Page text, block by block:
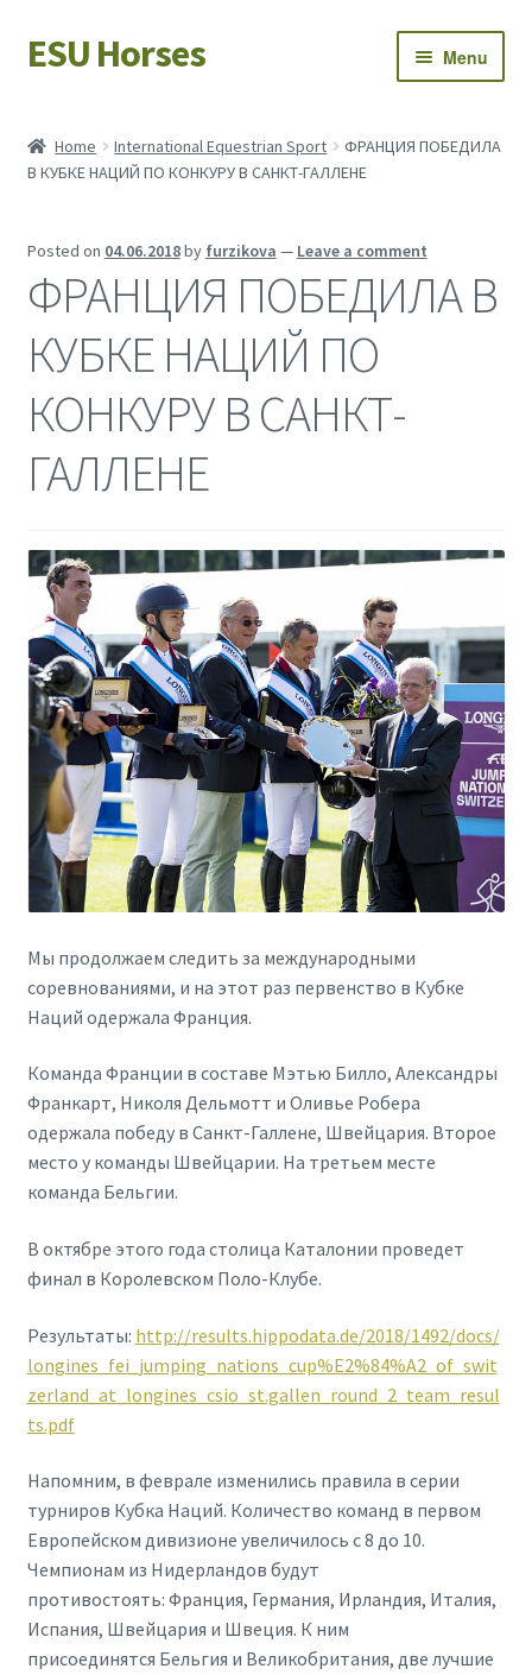
Skip
to
Skip
to
ESU Horses Menu
Latest news
Save Horses
My account
Home International Equestrian Sport
ФРАНЦИЯ ПОБЕДИЛА
В КУБКЕ НАЦИЙ ПО КОНКУРУ В САНКТ-ГАЛЛЕНЕ
Posted on 04.06.2018by furzikova — Leave a comment
ФРАНЦИЯ ПОБЕДИЛА В
КУБКЕ НАЦИЙ ПО
КОНКУРУ В САНКТ-
ГАЛЛЕНЕ
Мы продолжаем следить за международными
соревнованиями, и на этот раз первенство в Кубке
Наций одержала Франция.
Команда Франции в составе Мэтью Билло, Александры
Франкарт, Николя Дельмотт и Оливье Робера
одержала победу в Санкт-Галлене, Швейцария. Второе
место у команды Швейцарии. На третьем месте
команда Бельгии.
В октябре этого года столица Каталонии проведет
финал в Королевском Поло-Клубе.
Результаты: http://results.hippodata.de/2018/1492/docs/
longines_fei_jumping_nations_cup%E2%84%A2_of_swit
zerland_at_longines_csio_st.gallen_round_2_team_resul
ts.pdf
Напомним, в феврале изменились правила в серии
турниров Кубка Наций. Количество команд в первом
Европейском дивизионе увеличилось с8 до 10.
Чемпионам из Нидерландов будут
противостоять: Франция, Германия, Ирландия, Италия,
Испания, Швейцария и Швеция. К ним
присоединятся Бельгия и Великобритания, две лучшие